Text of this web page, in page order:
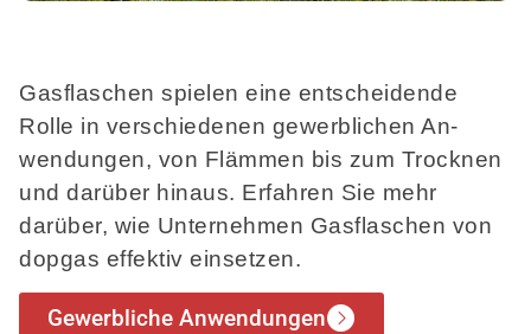
Gasflaschen spielen eine entscheidende
Rolle in verschiedenen gewerblichen An-
wendungen, von Flämmen bis zum Trocknen
und darüber hinaus. Erfahren Sie mehr
darüber, wie Unternehmen Gasflaschen von
dopgas effektiv einsetzen.
Gewerbliche Anwendungen